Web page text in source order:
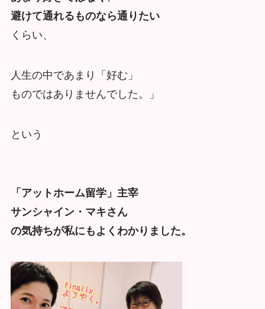
避けて通れるものなら通りたい
くらい、
人生の中であまり「好む」
ものではありませんでした。」
という
「アットホーム留学」主宰
サンシャイン・マキさん
の気持ちが私にもよくわかりました。